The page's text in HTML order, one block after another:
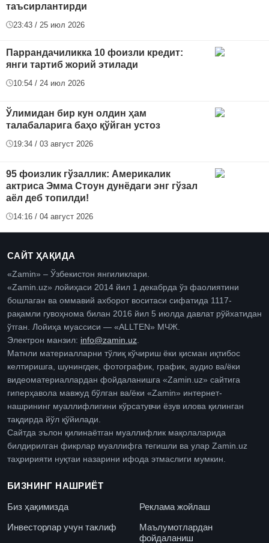
таъсирлантирди
23:43 / 25 июл 2026
Паррандачиликка 10 фоизли кредит:
янги тартиб жорий этилади
10:54 / 24 июл 2026
Ўлимидан бир кун олдин ҳам
талабаларига баҳо қўйган устоз
19:34 / 03 август 2026
95 фоизлик гўзаллик: Америкалик
актриса Эмма Стоун дунёдаги энг гўзал
аёл деб топилди!
14:16 / 04 август 2026
САЙТ ҲАҚИДА
«Zamin» – Ўзбекистон янгиликлари.
«Zamin.uz» лойиҳаси 2014 йил 1 декабрда ўз фаолиятини
бошлаган ва оммавий ахборот воситаси сифатида 1117-
рақамли гувоҳнома билан 2016 йил 5 июлда давлат рўйхатидан
ўтган. Лойиҳа муассиси — «ALLTEN» МЧЖ.
Электрон манзил: info@zamin.uz
Матнли материалларни тўлиқ кўчириш ёки қисман иқтибос
келтиришга, шунингдек, фотографик, график, аудио ва/ёки
видеоматериаллардан фойдаланишга «Zamin.uz» сайтига
гиперҳавола мавжуд бўлган ва/ёки «Zamin» интернет-
нашрининг муаллифлигини кўрсатувчи ёзув илова қилинган
тақдирда йўл қўйилади.
Сайтда эълон қилинаётган муаллифлик мақолаларида
билдирилган фикрлар муаллифга тегишли ва улар Zamin.uz
таҳририяти нуқтаи назарини ифода этмаслиги мумкин.
БИЗНИНГ НАШРИЁТ
Биз ҳақимизда
Реклама жойлаш
Инвесторлар учун таклиф
Маълумотлардан
фойдаланиш